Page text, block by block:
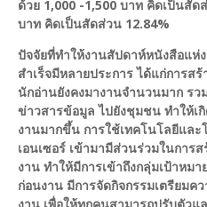
ด้วย 1,000 -1,500 บาท คิดเป็นสัด
บาท คิดเป็นสัดส่วน 12.84%
ปัจจัยที่ทำให้งานสัปดาห์หนังสือแห่
สำเร็จมีหลายประการ ได้แก่การ
นักอ่านยังคงมางานจำนวนมาก ร
ข่าวสารข้อมูล ไปยังชุมชน ทำให้เ
งานมากขึ้น การใช้เทคโนโลยีแล
เอนเซอร์ เข้ามามีส่วนร่วมในการ
งาน ทำให้มีการเข้าถึงกลุ่มเป้าหม
ก่อนงาน มีการจัดกิจกรรมเตรียมค